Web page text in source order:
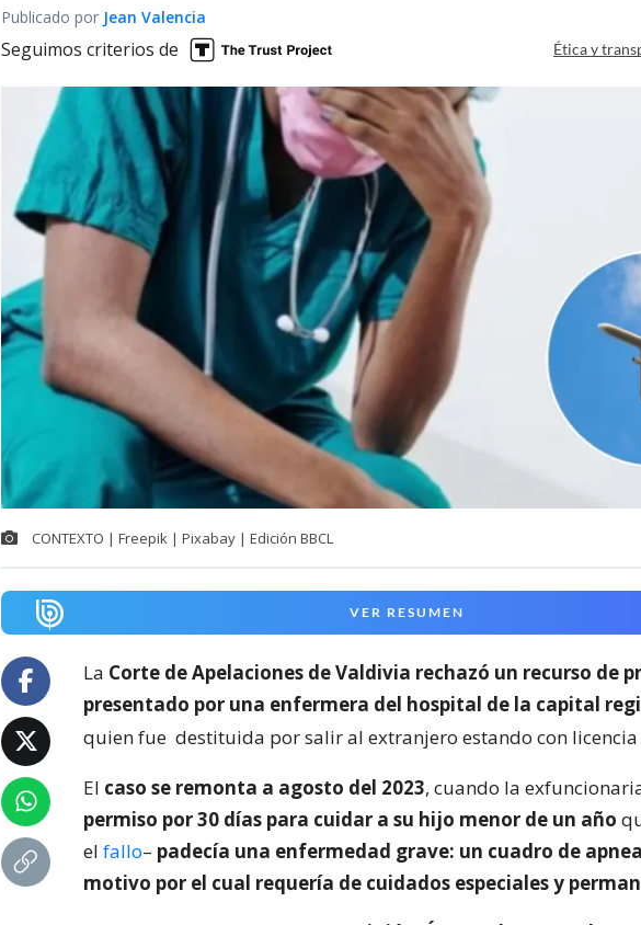
Publicado por Jean Valencia
Seguimos criterios de Ética y
CONTEXTO | Freepik | Pixabay | Edición BBCL
VER RESUMEN
La Corte de Apelaciones de Valdivia rechazó un recurso de
presentado por una enfermera del hospital de la capital
quien fue destituida por salir al extranjero estando con
El caso se remonta a agosto del 2023, cuando la
permiso por 30 días para cuidar a su hijo menor de un año
el fallo– padecía una enfermedad grave: un cuadro de
motivo por el cual requería de cuidados especiales y